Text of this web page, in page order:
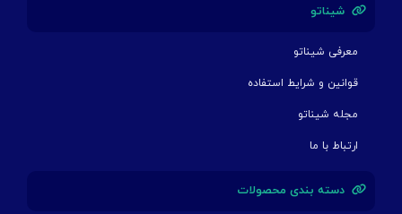
شیناتو
معرفی شیناتو
قوانین و شرایط استفاده
مجله شیناتو
ارتباط با ما
دسته بندی محصولات